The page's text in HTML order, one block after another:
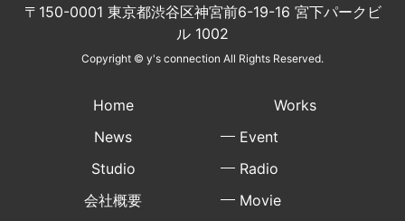
〒150-0001 東京都渋谷区神宮前6-19-16 宮下パークビ
ル 1002
Copyright © y's connection All Rights Reserved.
Home
News
Studio
会社概要
Works
Event
Radio
Movie